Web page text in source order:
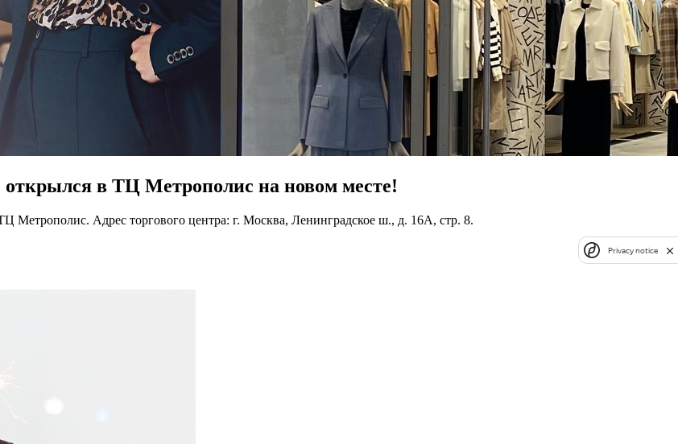
в ТЦ Метрополис на новом месте!
Метрополис. Адрес торгового центра: г. Москва, Ленинградское ш., д. 16А, стр. 8.
Privacy notice